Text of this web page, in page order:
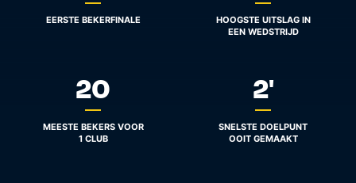
Futsal Euro 2022
voor het EK Futsal 2022.
de KNVB
EERSTE BEKERFINALE
HOOGSTE UITSLAG IN
EEN WEDSTRIJD
20
MEESTE BEKERS VOOR
1 CLUB
2'
SNELSTE DOELPUNT
OOIT GEMAAKT